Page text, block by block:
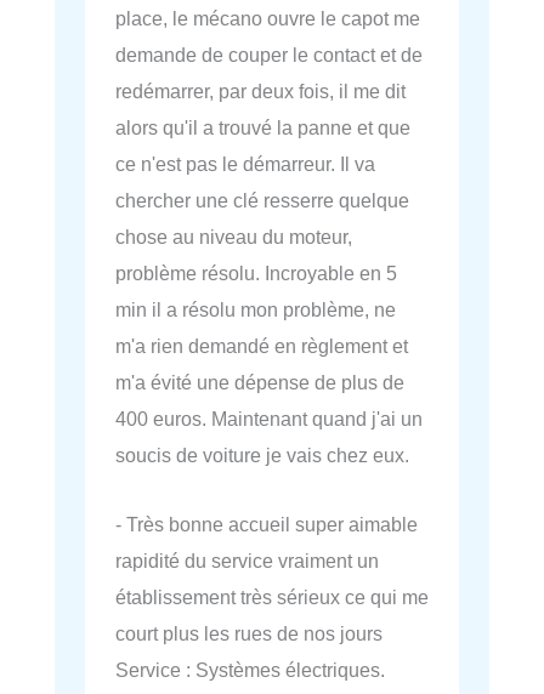
place, le mécano ouvre le capot me
demande de couper le contact et de
redémarrer, par deux fois, il me dit
alors qu'il a trouvé la panne et que
ce n'est pas le démarreur. Il va
chercher une clé resserre quelque
chose au niveau du moteur,
problème résolu. Incroyable en 5
min il a résolu mon problème, ne
m'a rien demandé en règlement et
m'a évité une dépense de plus de
400 euros. Maintenant quand j'ai un
soucis de voiture je vais chez eux.
- Très bonne accueil super aimable
rapidité du service vraiment un
établissement très sérieux ce qui me
court plus les rues de nos jours
Service : Systèmes électriques.